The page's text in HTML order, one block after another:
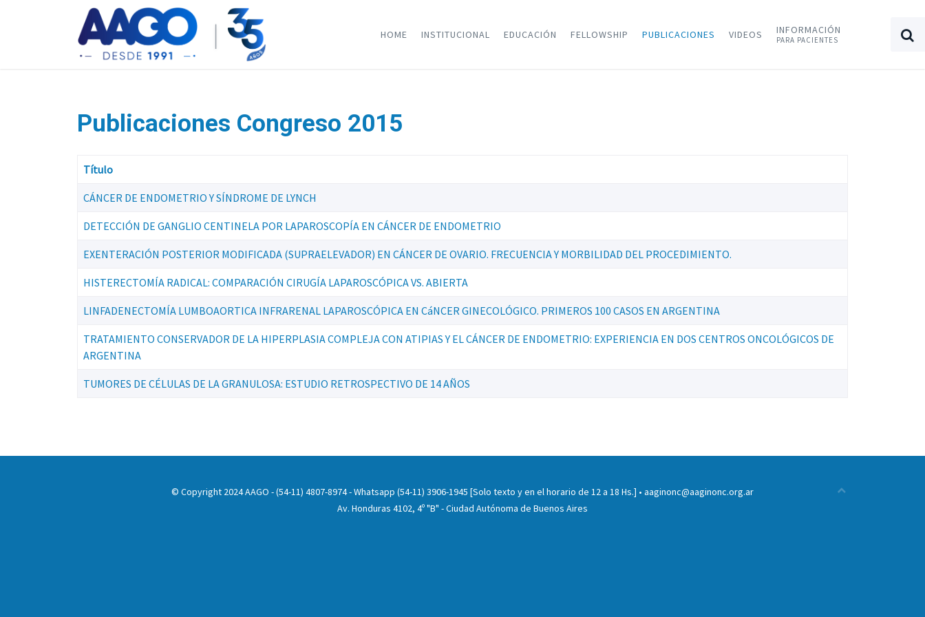
HOME INSTITUCIONAL EDUCACIÓN FELLOWSHIP PUBLICACIONES VIDEOS INFORMACIÓN
PARA PACIENTES
Publicaciones Congreso 2015
Título
CÁNCER DE ENDOMETRIO Y SÍNDROME DE LYNCH
DETECCIÓN DE GANGLIO CENTINELA POR LAPAROSCOPÍA EN CÁNCER DE ENDOMETRIO
EXENTERACIÓN POSTERIOR MODIFICADA (SUPRAELEVADOR) EN CÁNCER DE OVARIO. FRECUENCIA Y MORBILIDAD DEL PROCEDIMIENTO.
HISTERECTOMÍA RADICAL: COMPARACIÓN CIRUGÍA LAPAROSCÓPICA VS. ABIERTA
LINFADENECTOMÍA LUMBOAORTICA INFRARENAL LAPAROSCÓPICA EN CáNCER GINECOLÓGICO. PRIMEROS 100 CASOS EN ARGENTINA
TRATAMIENTO CONSERVADOR DE LA HIPERPLASIA COMPLEJA CON ATIPIAS Y EL CÁNCER DE ENDOMETRIO: EXPERIENCIA EN DOS CENTROS ONCOLÓGICOS DE
ARGENTINA
TUMORES DE CÉLULAS DE LA GRANULOSA: ESTUDIO RETROSPECTIVO DE 14 AÑOS
© Copyright 2024 AAGO - (54-11) 4807-8974 - Whatsapp (54-11) 3906-1945 [Solo texto y en el horario de 12 a 18 Hs.] • aaginonc@aaginonc.org.ar
Av. Honduras 4102, 4º "B" - Ciudad Autónoma de Buenos Aires